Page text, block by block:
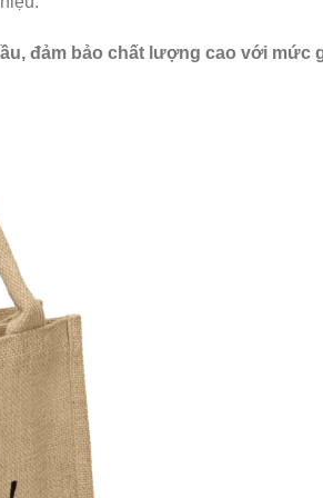
đảm bảo chất lượng cao với mức